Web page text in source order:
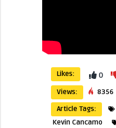
Likes: 0
Views:
8356
Article Tags:
Kevin Cancamo